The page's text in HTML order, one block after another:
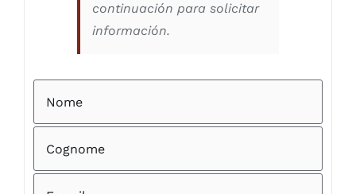
continuación para solicitar
información.